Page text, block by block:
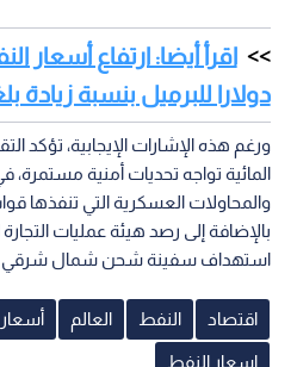
دولارا للبرميل بنسبة زيادة
ورغم هذه الإشارات الإيجابية، تؤكد
المائية تواجه تحديات أمنية مستمرة،
والمحاولات العسكرية التي تنفذها
بالإضافة إلى رصد هيئة عمليات التجارة
استهداف سفينة شحن شمال
اقتصاد النفط العالم
اسعار النفط